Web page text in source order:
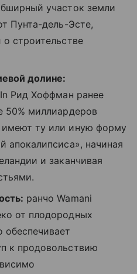
участок земли
Пунта-дель-Эсте,
о строительстве
долине:
Рид Хоффман ранее
50% миллиардеров
ту или иную форму
апокалипсиса», начиная
и заканчивая
ранчо Wamani
от плодородных
к продовольствию